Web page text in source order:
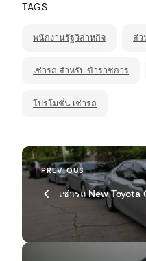
TAGS
พนักงานรัฐวิสาหกิจ ส่ว
เช่ารถ สำหรับ ข้าราชการ
โปรโมชั่น เช่ารถ
P
o
n
Previous
Post
PREVIOUS
เช่ารถ New Toyota